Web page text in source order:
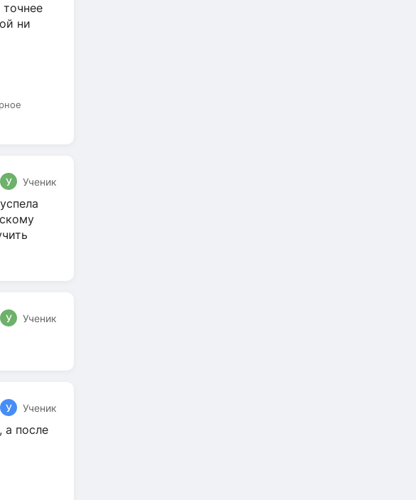
ни
У Ученик
У Ученик
У Ученик
а после